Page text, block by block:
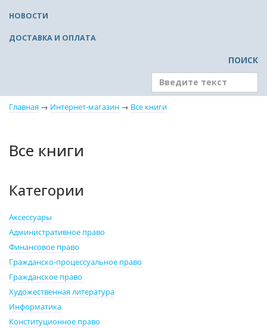
НОВОСТИ
ДОСТАВКА И ОПЛАТА
ПОИСК
Главная → Интернет-магазин → Все книги
Все книги
Категории
Аксессуары
Административное право
Финансовое право
Гражданско-процессуальное право
Гражданское право
Художественная литература
Информатика
Конституционное право